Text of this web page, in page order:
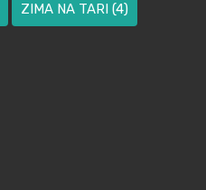
ZIMA NA TARI (4)